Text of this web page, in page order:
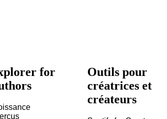
for
Outils pour
créatrices et
créateurs